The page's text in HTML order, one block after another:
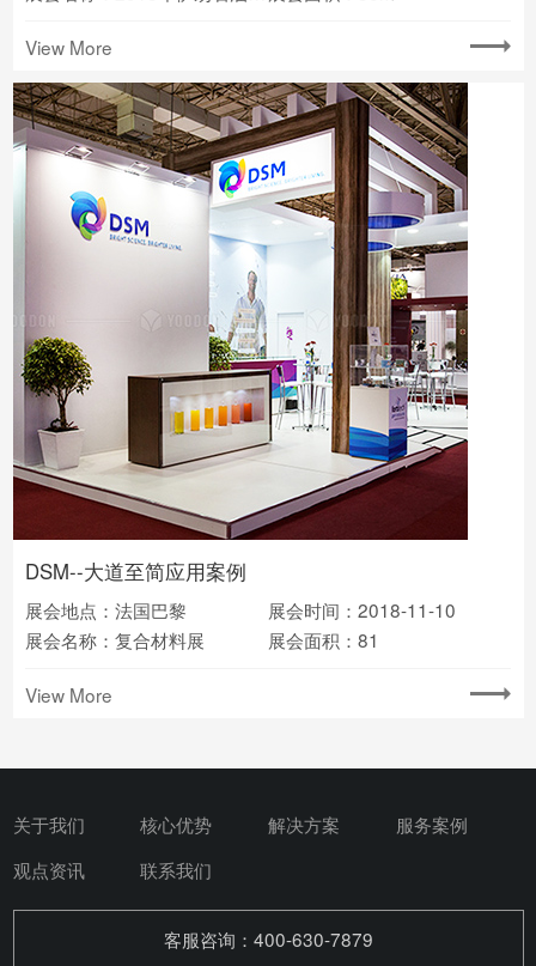
View More
DSM--大道至简应用案例
展会地点：法国巴黎
展会时间：2018-11-10
展会名称：复合材料展
展会面积：81
View More
关于我们 核心优势 解决方案
服务案例
观点资讯
联系我们
客服咨询：400-630-7879